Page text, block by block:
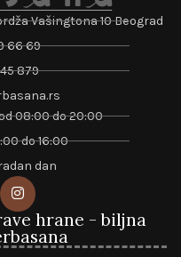
Vašingtona 10 Beograd
66 69
879
08:00 do 20:00
do 16:00
dan
hrane - biljna